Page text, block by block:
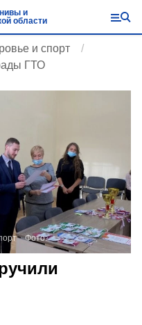
и
области
и спорт
ГТО
Фото: